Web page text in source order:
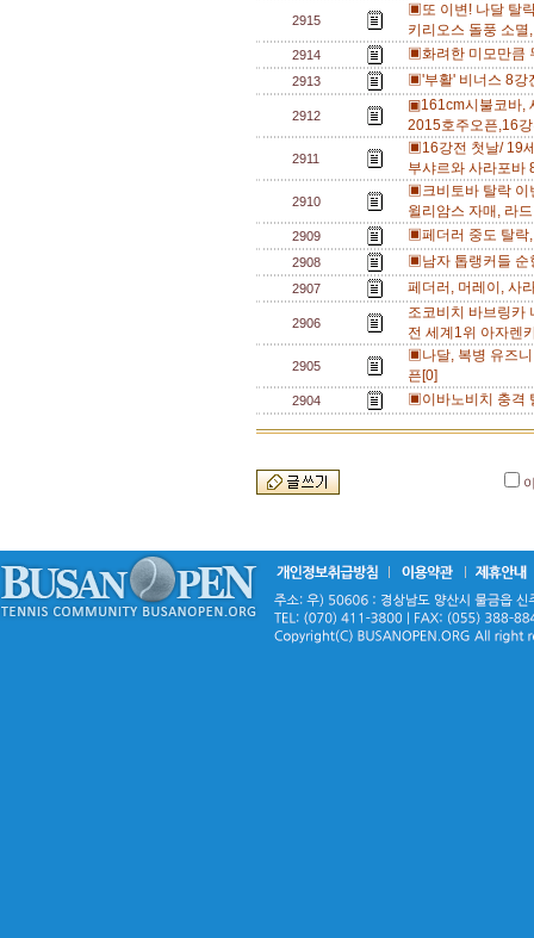
2915
▣또 이변! 나달 탈
키리오스 돌풍 소
2914 ▣화려한 미모만큼
2913 ▣'부활' 비너스 8강
2912
▣161cm시불코바,
2015호주오픈,16
2911
▣16강전 첫날/ 19
부샤르와 사라포
2910
▣크비토바 탈락 이
윌리암스 자매, 라
2909 ▣페더러 중도 탈락
2908 ▣남자 톱랭커들
2907 페더러, 머레이, 사
2906
조코비치 바브링카
전 세계1위 아자렌
2905
▣나달, 복병 유즈
픈[0]
2904 ▣이바노비치 충격